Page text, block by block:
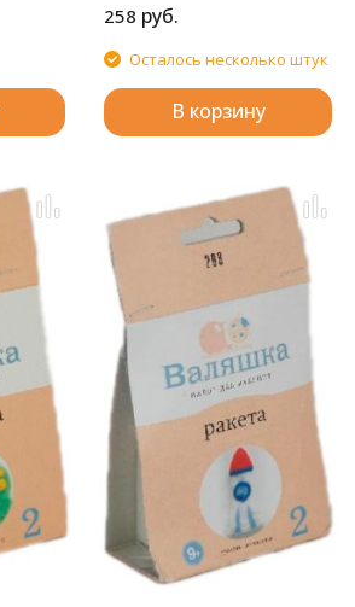
258 руб.
Осталось несколько штук
В корзину